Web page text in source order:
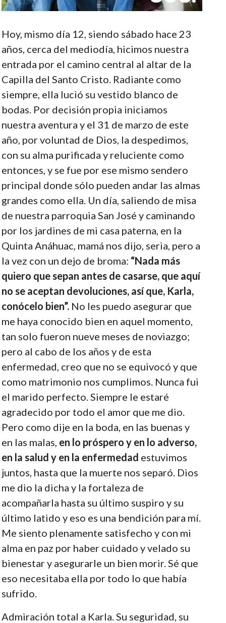
Hoy, mismo día 12, siendo sábado hace 23
años, cerca del mediodía, hicimos nuestra
entrada por el camino central al altar de la
Capilla del Santo Cristo. Radiante como
siempre, ella lució su vestido blanco de
bodas. Por decisión propia iniciamos
nuestra aventura y el 31 de marzo de este
año, por voluntad de Dios, la despedimos,
con su alma purificada y reluciente como
entonces, y se fue por ese mismo sendero
principal donde sólo pueden andar las almas
grandes como ella. Un día, saliendo de misa
de nuestra parroquia San José y caminando
por los jardines de mi casa paterna, en la
Quinta Anáhuac, mamá nos dijo, seria, pero a
la vez con un dejo de broma: “Nada más
quiero que sepan antes de casarse, que aquí
no se aceptan devoluciones, así que, Karla,
conócelo bien”.No les puedo asegurar que
me haya conocido bien en aquel momento,
tan solo fueron nueve meses de noviazgo;
pero al cabo de los años y de esta
enfermedad, creo que no se equivocó y que
como matrimonio nos cumplimos. Nunca fui
el marido perfecto. Siempre le estaré
agradecido por todo el amor que me dio.
Pero como dije en la boda, en las buenas y
en las malas, en lo próspero y en lo adverso,
en la salud y en la enfermedad estuvimos
juntos, hasta que la muerte nos separó. Dios
me dio la dicha y la fortaleza de
acompañarla hasta su último suspiro y su
último latido y eso es una bendición para mí.
Me siento plenamente satisfecho y con mi
alma en paz por haber cuidado y velado su
bienestar y asegurarle un bien morir. Sé que
eso necesitaba ella por todo lo que había
sufrido.
Admiración total a Karla. Su seguridad, su